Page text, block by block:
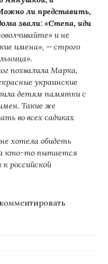
ли представить,
звали: «Степа, иди
и не
имена», — строго
похвалила Марка,
украинские
детям памятки с
Такие же
во всех садиках
хотела обидеть
кто-то пытается
российской